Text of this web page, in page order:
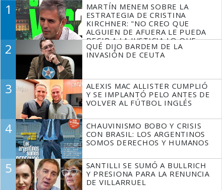
1
MARTÍN MENEM SOBRE LA
ESTRATEGIA DE CRISTINA
KIRCHNER: "NO CREO QUE
ALGUIEN DE AFUERA LE PUEDA
DECIR A LA JUSTICIA LO QUE
TIENE QUE HACER"
2
QUÉ DIJO BARDEM DE LA
INVASIÓN DE CEUTA
3
ALEXIS MAC ALLISTER CUMPLIÓ
Y SE IMPLANTÓ PELO ANTES DE
VOLVER AL FÚTBOL INGLÉS
4
CHAUVINISMO BOBO Y CRISIS
CON BRASIL: LOS ARGENTINOS
SOMOS DERECHOS Y HUMANOS
5
SANTILLI SE SUMÓ A BULLRICH
Y PRESIONA PARA LA RENUNCIA
DE VILLARRUEL